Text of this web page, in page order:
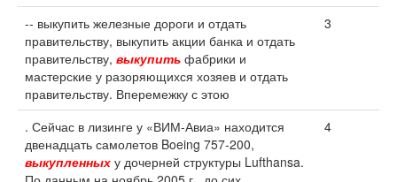
-- выкупить железные дороги и отдать
правительству, выкупить акции банка и отдать
правительству, выкупить фабрики и
мастерские у разоряющихся хозяев и отдать
правительству. Вперемежку с этою
3
. Сейчас в лизинге у «ВИМ-Авиа» находится
двенадцать самолетов Boeing 757-200,
выкупленных у дочерней структуры Lufthansa.
4